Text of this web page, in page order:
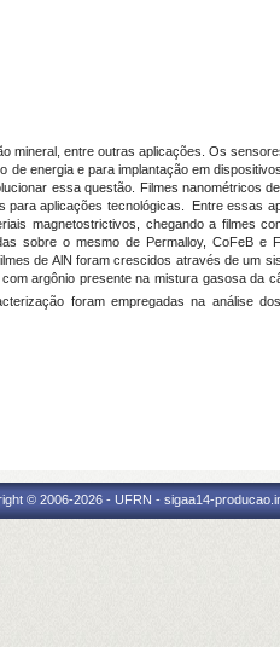
entre outras aplicações. Os
energia e para implantação em
essa questão. Filmes nanométricos
aplicações tecnológicas. Entre essas
magnetostrictivos, chegando a filmes
sobre o mesmo de Permalloy, CoFeB e
de AlN foram crescidos através de um
argônio presente na mistura gasosa da
foram empregadas na análise
© 2006-2026 - UFRN - sigaa14-